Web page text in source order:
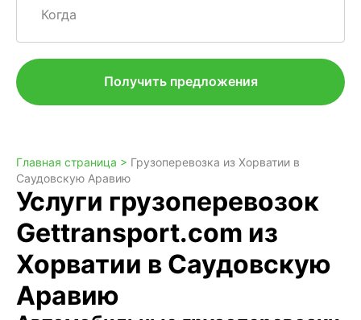
Когда
Получить предложения
Главная страница > Грузоперевозка из Хорватии в
Саудовскую Аравию
Услуги грузоперевозок
Gettransport.com из
Хорватии в Саудовскую
Аравию